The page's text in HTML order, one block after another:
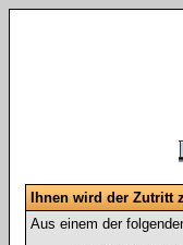
Ihnen wird der Zutritt
Aus einem der